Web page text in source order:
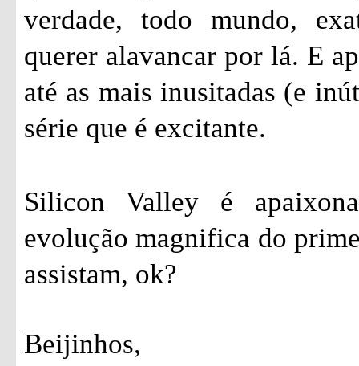
verdade, todo mundo,
querer alavancar por lá. E
até as mais inusitadas (e
série que é excitante.
Silicon Valley é
evolução magnifica do
assistam, ok?
Beijinhos,